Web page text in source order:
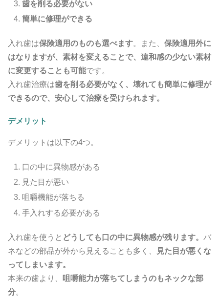
歯を削る必要がない
簡単に修理ができる
入れ歯は保険適用のものも選べます。また、 保険適用外に
はなりますが、素材を変えることで、違和感の少ない素材
に変更することも可能です。
入れ歯治療は歯を削る必要がなく、壊れても簡単に修理が
できるので、安心して治療を受けられます。
デメリット
デメリットは以下の4つ。
口の中に異物感がある
見た目が悪い
咀嚼機能が落ちる
手入れする必要がある
入れ歯を使うと どうしても口の中に異物感が残ります。 バ
ネなどの部品が外から見えることも多く、
見た目が悪くな
ってしまいます。
本来の歯より、
咀嚼能力が落ちてしまうのもネックな部
分。